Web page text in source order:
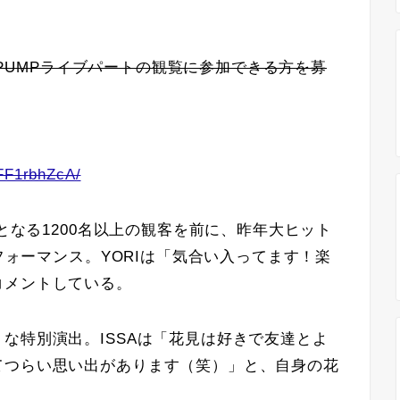
ライブパートの観覧に参加できる方を募
る1200名以上の観客を前に、昨年大ヒット
ーマンス。YORIは「気合い入ってます！楽
ントしている。
特別演出。ISSAは「花見は好きで友達とよ
らい思い出があります（笑）」と、自身の花